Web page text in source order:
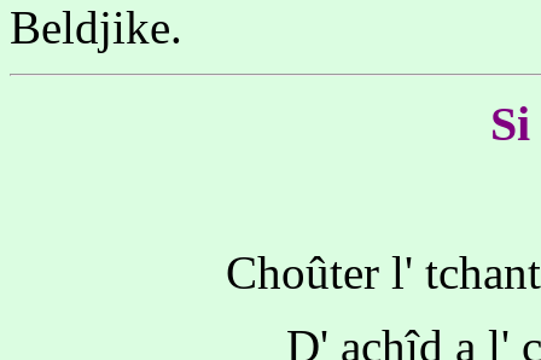
Beldjike.
Choûter l'
D' achîd a l'